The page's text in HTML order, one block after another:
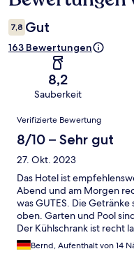
7,8 Gut
163 Bewertungen
8,2
Sauberkeit
Bewertungen
Verifizierte Bewertung
8/10 – Sehr gut
27. Okt. 2023
Das Hotel ist
Abend und am Morgen
was GUTES. Die
oben. Garten und Pool
Der Kühlschrank ist recht
Leistung passt.
Bernd, Aufenthalt von 14